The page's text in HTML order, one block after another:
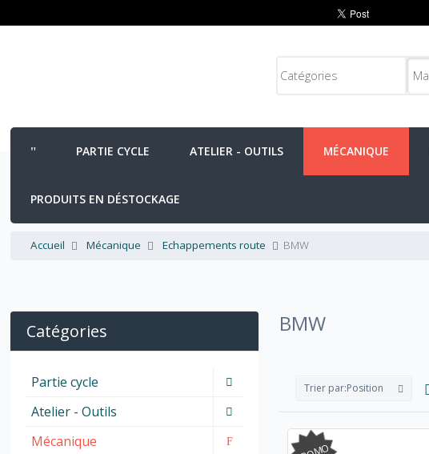
PARTIE CYCLE ATELIER - OUTILS MÉCANIQUE
PRODUITS EN DÉSTOCKAGE
Accueil Mécanique Echappements route BMW
BMW
Trier par:Position
Catégories
Partie cycle
Atelier - Outils
Mécanique